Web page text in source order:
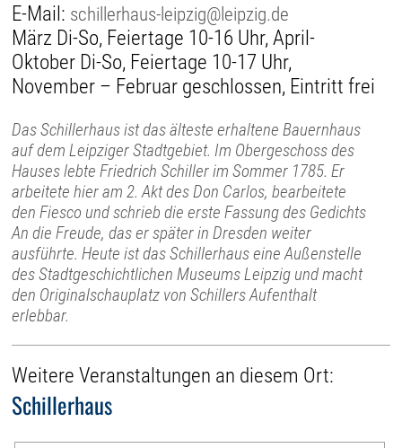
E-Mail: schillerhaus-leipzig@leipzig.de
März Di-So, Feiertage 10-16 Uhr, April-
Oktober Di-So, Feiertage 10-17 Uhr,
November – Februar geschlossen, Eintritt frei
Das Schillerhaus ist das älteste erhaltene Bauernhaus
auf dem Leipziger Stadtgebiet. Im Obergeschoss des
Hauses lebte Friedrich Schiller im Sommer 1785. Er
arbeitete hier am 2. Akt des Don Carlos, bearbeitete
den Fiesco und schrieb die erste Fassung des Gedichts
An die Freude, das er später in Dresden weiter
ausführte. Heute ist das Schillerhaus eine Außenstelle
des Stadtgeschichtlichen Museums Leipzig und macht
den Originalschauplatz von Schillers Aufenthalt
erlebbar.
Weitere Veranstaltungen an diesem Ort:
Schillerhaus